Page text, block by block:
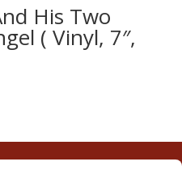
His Two
( Vinyl, 7″,